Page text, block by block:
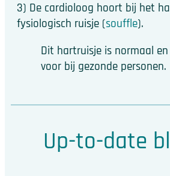
3) De cardioloog hoort bij het
fysiologisch ruisje (souffle).
Dit hartruisje is normaal
voor bij gezonde personen.
Up-to-date